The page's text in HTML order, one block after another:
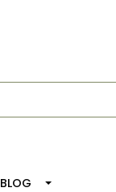
BLOG